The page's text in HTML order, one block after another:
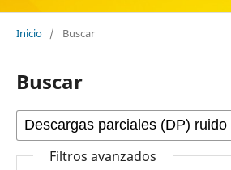
Inicio / Buscar
Buscar
Filtros avanzados